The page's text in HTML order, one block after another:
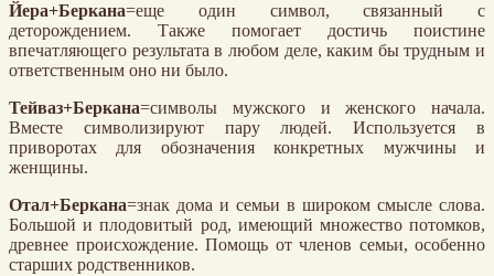
Йера+Беркана=еще один символ, связанный с
деторождением. Также помогает достичь поистине
впечатляющего результата в любом деле, каким бы трудным и
ответственным оно ни было.
Тейваз+Беркана=символы мужского и женского начала.
Вместе символизируют пару людей. Используется в
приворотах для обозначения конкретных мужчины и
женщины.
Отал+Беркана=знак дома и семьи в широком смысле слова.
Большой и плодовитый род, имеющий множество потомков,
древнее происхождение. Помощь от членов семьи, особенно
старших родственников.